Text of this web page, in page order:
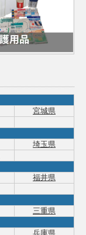
宮城県
埼玉県
福井県
三重県
兵庫県